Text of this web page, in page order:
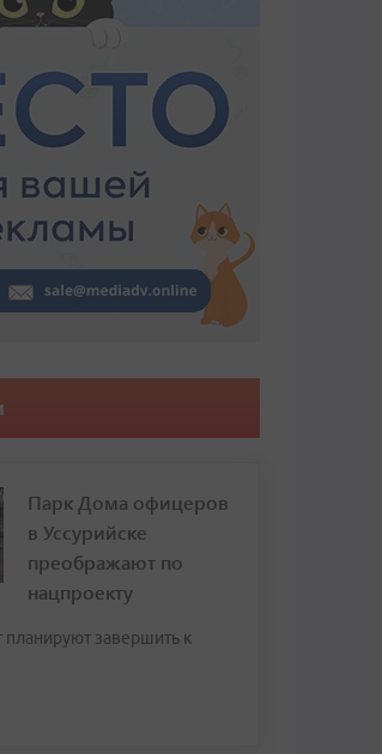
Парк Дома офицеров
в Уссурийске
преображают по
нацпроекту
планируют завершить к